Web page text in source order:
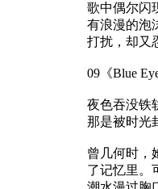
歌中偶尔闪
有浪漫的泡
打扰，却又
09《Blue
夜色吞没铁
那是被时光
曾几何时，
了记忆里。